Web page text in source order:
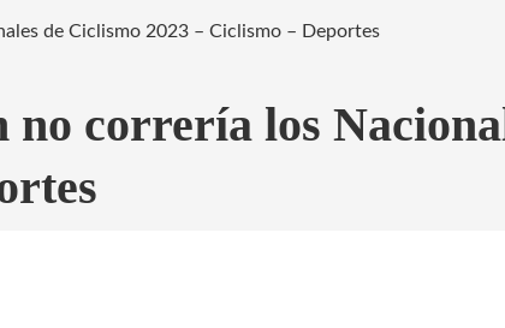
de Ciclismo 2023 – Ciclismo – Deportes
correría los